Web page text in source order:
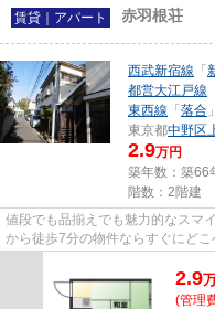
賃貸｜アパート 赤羽根荘
西武新宿線 「
都営大江戸線
東西線 「 落合
東京都中野区
2.9万円
築年数：築66
階数：2階建
値段でも品揃えでも魅力的なスマ
から徒歩7分の物件ならすぐにど
2.9
(管理